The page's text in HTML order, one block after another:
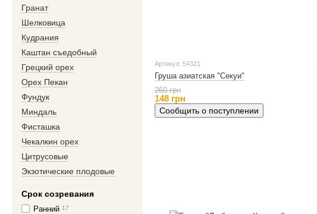
Артикул: 54321
Груша азиатская "Секуи"
260 грн
148 грн
Сообщить о поступлении
Гранат
Шелковица
Кудрания
Каштан съедобный
Грецкий орех
Орех Пекан
Фундук
Миндаль
Фисташка
Чекалкин орех
Цитрусовые
Экзотические плодовые
Срок созревания
Ранний 17